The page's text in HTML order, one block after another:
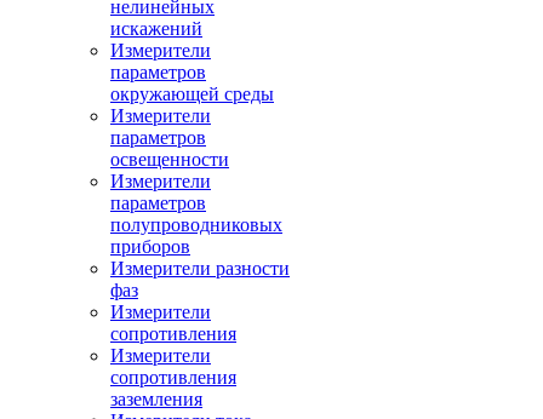
нелинейных
искажений
Измерители
параметров
окружающей среды
Измерители
параметров
освещенности
Измерители
параметров
полупроводниковых
приборов
Измерители разности
фаз
Измерители
сопротивления
Измерители
сопротивления
заземления